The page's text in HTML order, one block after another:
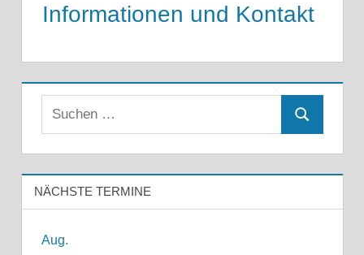
Informationen und Kontakt
Suchen
NÄCHSTE TERMINE
Aug.